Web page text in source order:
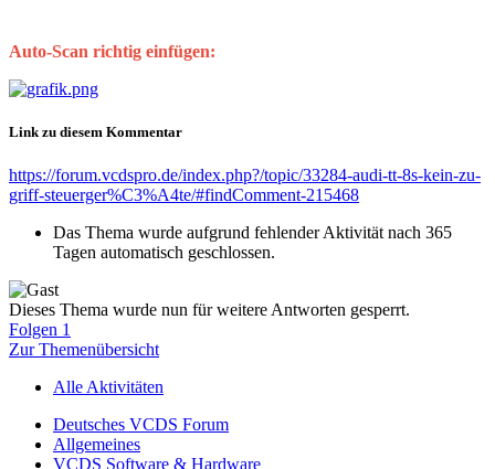
Auto-Scan richtig einfügen:
Link zu diesem Kommentar
https://forum.vcdspro.de/index.php?/topic/33284-audi-tt-8s-kein-zu-
griff-steuerger%C3%A4te/#findComment-215468
Das Thema wurde aufgrund fehlender Aktivität nach 365
Tagen automatisch geschlossen.
Dieses Thema wurde nun für weitere Antworten gesperrt.
Folgen 1
Zur Themenübersicht
Alle Aktivitäten
Deutsches VCDS Forum
Allgemeines
VCDS Software & Hardware